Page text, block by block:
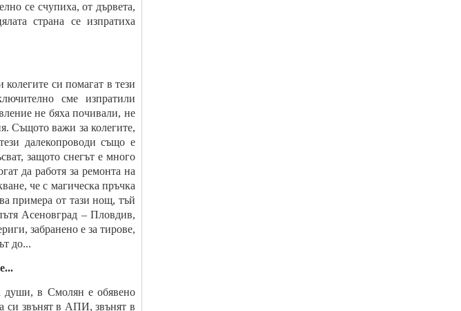
се счупиха, от дървета,
страна се изпратиха
си помагат в тези
сме изпратили
не бяха почивали, не
Същото важи за колегите,
далекопроводи също е
защото снегът е много
да работя за ремонта на
че с магическа пръчка
примера от тази нощ, тъй
Асеновград – Пловдив,
забранено е за тирове,
до...
души, в Смолян е обявено
си звънят в АПИ, звънят в